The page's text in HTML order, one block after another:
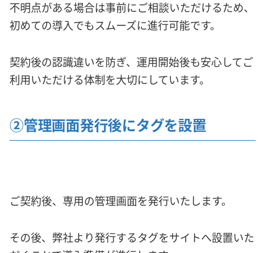
不明点がある場合は事前にご相談いただけるため、
初めての導入でもスムーズに進行可能です。
契約後の認識違いを防ぎ、運用開始後も安心してご
利用いただける体制を大切にしています。
②管理画面発行後にタグを設置
ご契約後、専用の管理画面を発行いたします。
その後、弊社より発行するタグをサイトへ設置いた